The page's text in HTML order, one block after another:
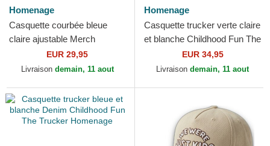
Homenage
Casquette courbée bleue
claire ajustable Merch
Merchandising The 90s
Homenage
EUR 29,95
Livraison demain, 11 aout
Homenage
Casquette trucker verte claire
et blanche Childhood Fun The
Trucker Homenage
EUR 34,95
Livraison demain, 11 aout